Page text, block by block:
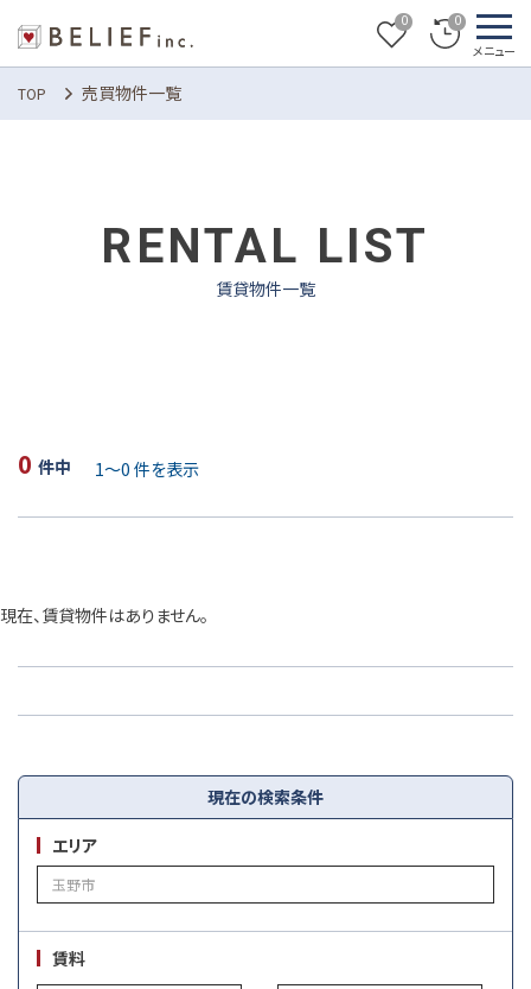
0 0
TOP 売買物件一覧
RENTAL LIST
賃貸物件一覧
0 1～0
現在、賃貸物件はありません。
現在の検索条件
エリア
賃料